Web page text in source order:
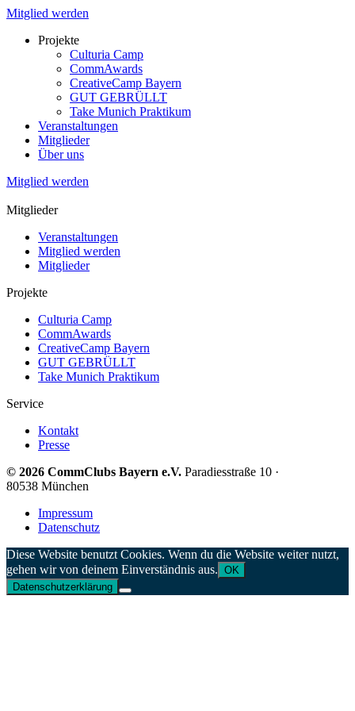
Mitglied werden
Projekte
Culturia Camp
CommAwards
CreativeCamp Bayern
GUT GEBRÜLLT
Take Munich Praktikum
Veranstaltungen
Mitglieder
Über uns
Mitglied werden
Mitglieder
Veranstaltungen
Mitglied werden
Mitglieder
Projekte
Culturia Camp
CommAwards
CreativeCamp Bayern
GUT GEBRÜLLT
Take Munich Praktikum
Service
Kontakt
Presse
© 2026 CommClubs Bayern e.V. Paradiesstraße 10 ·
80538 München
Impressum
Datenschutz
Diese Website benutzt Cookies. Wenn du die Website weiter nutzt,
gehen wir von deinem Einverständnis aus. OK
Datenschutzerklärung